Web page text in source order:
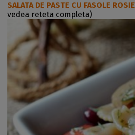
SALATA DE PASTE CU FASOLE ROSIE
vedea reteta completa)